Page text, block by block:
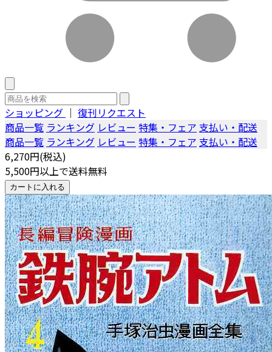
ショッピング ｜ 復刊リクエスト
商品一覧 ランキング レビュー 特集・フェア 支払い・配送
商品一覧 ランキング レビュー 特集・フェア 支払い・配送
6,270円(税込)
5,500円以上で送料無料
カートに入れる